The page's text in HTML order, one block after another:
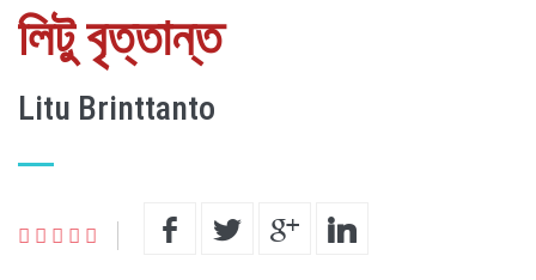
লিটু বৃত্তান্ত
Litu Brinttanto